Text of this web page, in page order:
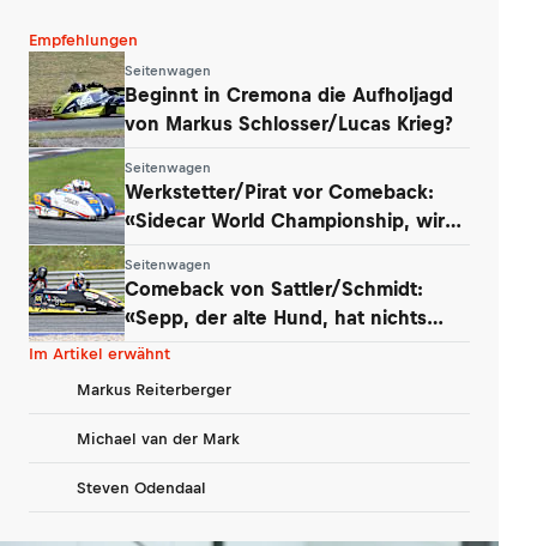
Empfehlungen
Seitenwagen
Beginnt in Cremona die Aufholjagd
von Markus Schlosser/Lucas Krieg?
Seitenwagen
Werkstetter/Pirat vor Comeback:
«Sidecar World Championship, wir
Seitenwagen
Comeback von Sattler/Schmidt:
«Sepp, der alte Hund, hat nichts
verlernt»
Im Artikel erwähnt
Markus Reiterberger
Michael van der Mark
Steven Odendaal